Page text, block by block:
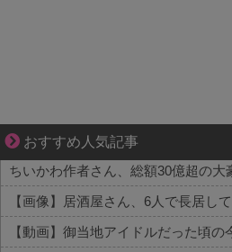
おすすめ人気記事
【マンガ】海外病院トラブルファイル